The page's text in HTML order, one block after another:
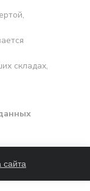
складах,
сайта